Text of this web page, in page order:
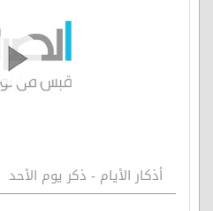
أذكار الأيام - ذكر يوم الأحد